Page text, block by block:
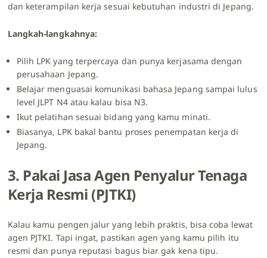
dan keterampilan kerja sesuai kebutuhan industri di Jepang.
Langkah-langkahnya:
Pilih LPK yang terpercaya dan punya kerjasama dengan
perusahaan Jepang.
Belajar menguasai komunikasi bahasa Jepang sampai lulus
level JLPT N4 atau kalau bisa N3.
Ikut pelatihan sesuai bidang yang kamu minati.
Biasanya, LPK bakal bantu proses penempatan kerja di
Jepang.
3. Pakai Jasa Agen Penyalur Tenaga
Kerja Resmi (PJTKI)
Kalau kamu pengen jalur yang lebih praktis, bisa coba lewat
agen PJTKI. Tapi ingat, pastikan agen yang kamu pilih itu
resmi dan punya reputasi bagus biar gak kena tipu.